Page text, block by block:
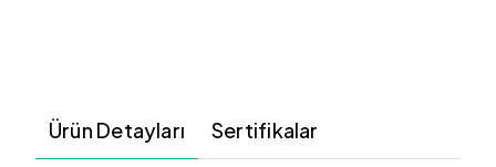
Ürün Detayları Sertifikalar